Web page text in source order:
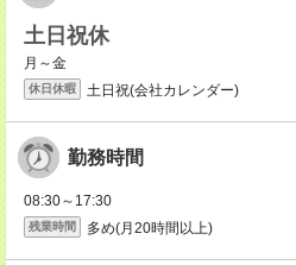
土日祝休
月～金
休日休暇 土日祝(会社カレンダー)
勤務時間
08:30～17:30
残業時間 多め(月20時間以上)